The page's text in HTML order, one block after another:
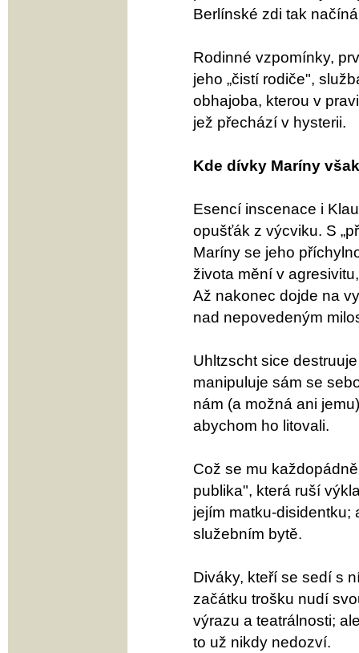
Berlínské zdi tak
Rodinné vzpomínky,
jeho „čistí rodiče",
obhajoba, kterou v
jež přechází v hysterii.
Kde dívky Maríny
Esencí inscenace i
opušťák z výcviku. S
Maríny se jeho
života mění v
Až nakonec dojde na
nad nepovedeným
Uhltzscht sice
manipuluje sám se
nám (a možná ani
abychom ho litovali.
Což se mu
publika", která ruší
jejím matku-disidentku;
služebním bytě.
Diváky, kteří se sedí s
začátku trošku nudí
výrazu a teatrálnosti;
to už nikdy nedozví.